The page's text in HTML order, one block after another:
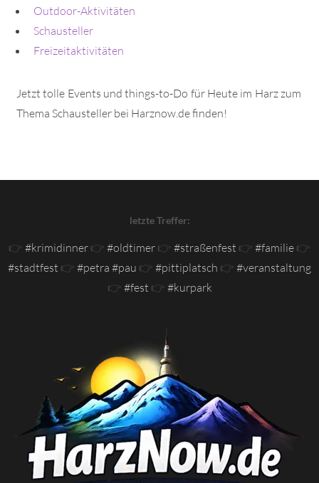
Outdoor-Aktivitäten
Schausteller
Freizeitaktivitäten
Jetzt tolle Events und things-to-Do für Heute im Harz zum
Thema Schausteller bei Harznow.de finden!
letzte Treffer:
👉 #krimidinner 👉 #oldtimer 👉 #straßenfest 👉 #familie 👉
#stadtfest 👉 #petra #pau 👉 #pittiplatsch 👉 #veranstaltung
👉 #fest 👉 #kurpark